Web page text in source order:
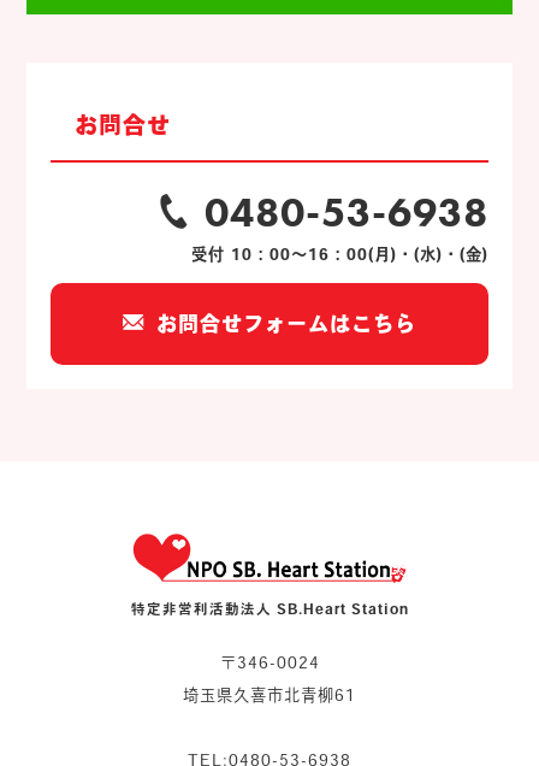
お問合せ
0480-53-6938
受付 10：00～16：00(月)・(水)・(金)
お問合せフォームはこちら
特定非営利活動法人 SB.Heart Station
〒346-0024
埼玉県久喜市北青柳61
TEL:0480-53-6938